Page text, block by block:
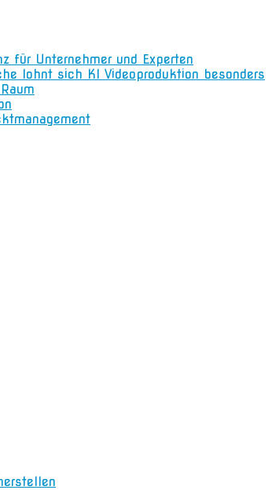
für Unternehmer und Experten
lohnt sich KI Videoproduktion besonders